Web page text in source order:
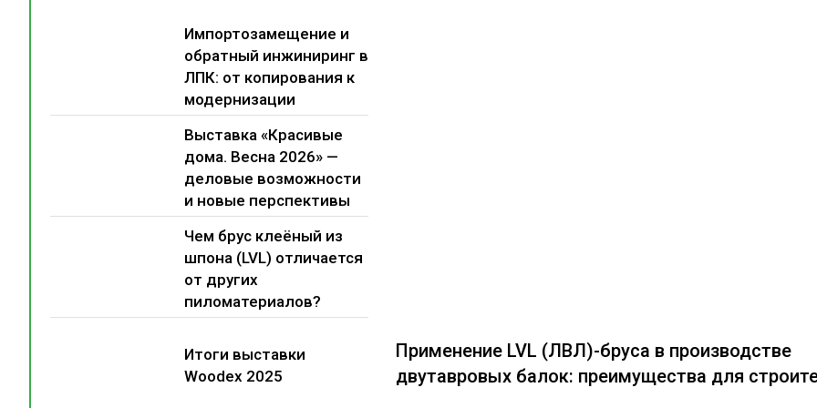
Импортозамещение и
обратный инжиниринг в
ЛПК: от копирования к
модернизации
Выставка «Красивые
дома. Весна 2026» —
деловые возможности
и новые перспективы
Чем брус клеёный из
шпона (LVL) отличается
от других
пиломатериалов?
Итоги выставки
Woodex 2025
Применение LVL (ЛВЛ)-бруса в производстве
двутавровых балок: преимущества для